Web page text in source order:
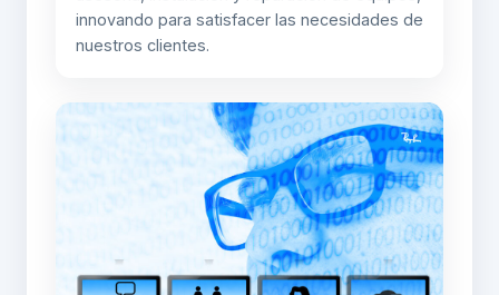
innovando para satisfacer las necesidades de
nuestros clientes.